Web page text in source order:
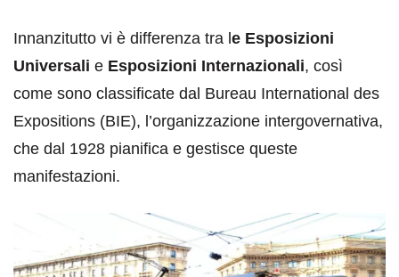
Innanzitutto vi è differenza tra le Esposizioni
Universali e Esposizioni Internazionali, così
come sono classificate dal Bureau International des
Expositions (BIE), l’organizzazione intergovernativa,
che dal 1928 pianifica e gestisce queste
manifestazioni.